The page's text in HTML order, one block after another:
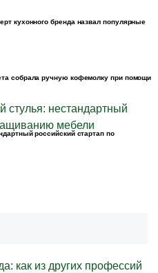
кухонного бренда назвал популярные
собрала ручную кофемолку при помощи
российский стартап по